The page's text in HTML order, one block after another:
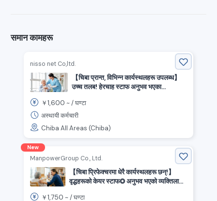
समान कामहरू
nisso net Co,ltd.
【चिबा प्रान्त, विभिन्न कार्यस्थलहरू उपलब्ध】
उच्च तलब! हेरचाह स्टाफ अनुभव भएका
￥1,600 ~ /घण्टा
अस्थायी कर्मचारी
Chiba All Areas (Chiba)
New
ManpowerGroup Co., Ltd.
【चिबा प्रिफेक्चरमा धेरै कार्यस्थलहरू छन्!】
वृद्धहरूको केयर स्टाफ◎ अनुभव भएको व्यक्तिलाई
व्यक्तिलाई स्वागत छ! उच्च पारिश्रमिक १७५० येन
￥1,750 ~ /घण्टा